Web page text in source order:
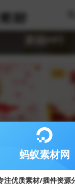
蚂蚁素材网
注优质素材/插件资源